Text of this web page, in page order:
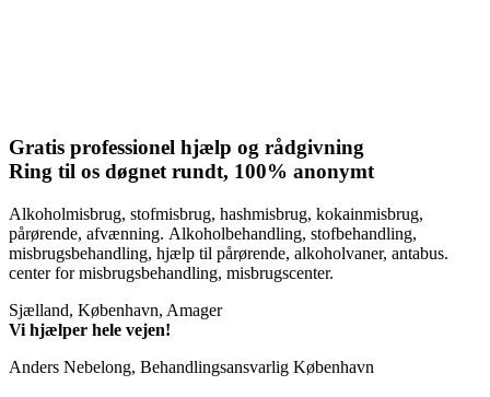
Gratis professionel hjælp og rådgivning
Ring til os døgnet rundt, 100% anonymt
Alkoholmisbrug, stofmisbrug, hashmisbrug, kokainmisbrug,
pårørende, afvænning. Alkoholbehandling, stofbehandling,
misbrugsbehandling, hjælp til pårørende, alkoholvaner, antabus.
center for misbrugsbehandling, misbrugscenter.
Sjælland, København, Amager
Vi hjælper hele vejen!
Anders Nebelong, Behandlingsansvarlig København